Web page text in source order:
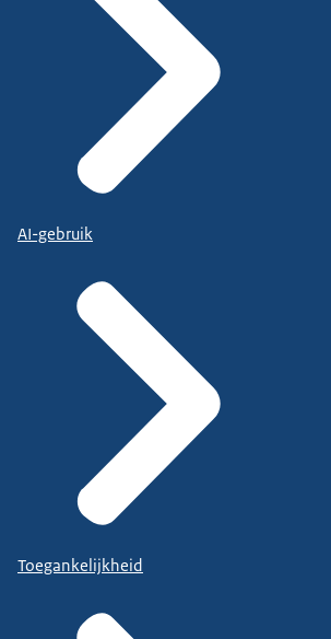
AI-gebruik
Toegankelijkheid